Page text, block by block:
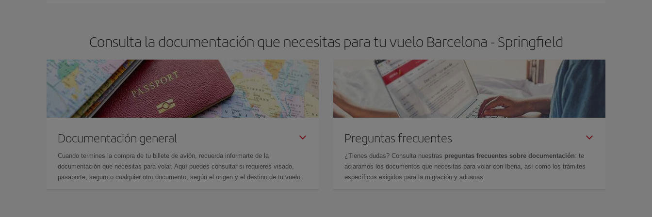
Consulta la documentación que necesitas para tu vuelo Barcelona - Springfield
Documentación general
Cuando termines la compra de tu billete de avión, recuerda informarte de la
documentación que necesitas para volar. Aquí puedes consultar si requieres visado,
pasaporte, seguro o cualquier otro documento, según el origen y el destino de tu vuelo.
Preguntas frecuentes
¿Tienes dudas? Consulta nuestras preguntas frecuentes sobre documentación: te
aclaramos los documentos que necesitas para volar con Iberia, así como los trámites
específicos exigidos para la migración y aduanas.